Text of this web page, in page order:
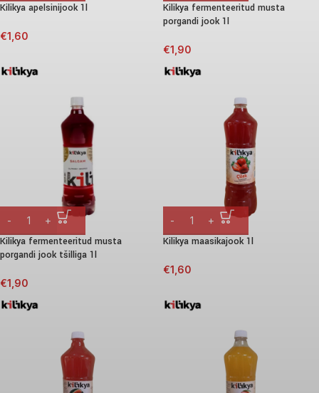
Kilikya apelsinijook 1l
€1,60
Kilikya fermenteeritud musta
porgandi jook 1l
€1,90
Kilikya fermenteeritud musta
porgandi jook tšilliga 1l
€1,90
Kilikya maasikajook 1l
€1,60